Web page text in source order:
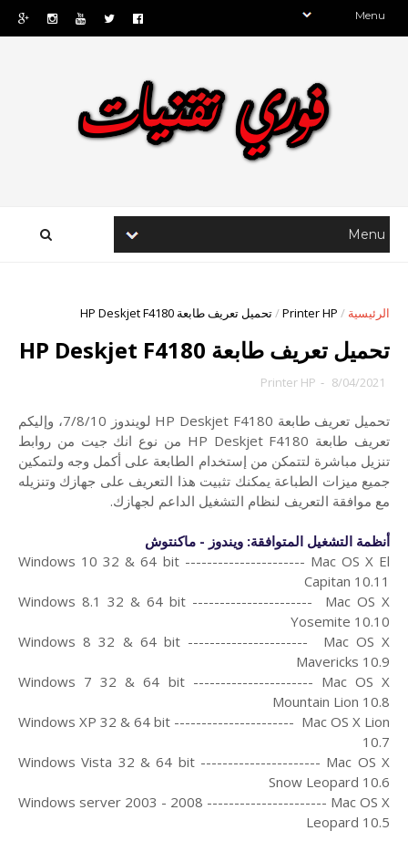
الرئيسية /
Printer HP
/تحميل تعريف طابعة HP Deskjet F4180
تحميل تعريف طابعة HP Deskjet F4180
8/04/2021
-
Printer HP
تحميل تعريف طابعة HP Deskjet F4180 لويندوز 7/8/10، و
إليكم
تعريف طابعة HP Deskjet F4180 من
نوع انك جيت من روابط
تنزيل مباشرة لتتمكن من إستخدام الطابعة على أكمل وجه ولتمكين
جميع ميزات الطباعة يمكنك تثبيت هذا التعريف على جهازك وتنزيله
مع موافقة التعريف لنظام التشغيل الداعم لجهازك.
أنظمة التشغيل المتوافقة: ويندوز - ماكنتوش
Windows 10 32 & 64 bit ---------------------- Mac OS X El
Capitan 10.11
Windows 8.1 32 & 64 bit ---------------------- Mac OS X
Yosemite 10.10
Windows 8 32 & 64 bit ---------------------- Mac OS X
Mavericks 10.9
Windows 7 32 & 64 bit ---------------------- Mac OS X
Mountain Lion 10.8
Windows XP 32 & 64 bit ---------------------- Mac OS X Lion
10.7
Windows Vista 32 & 64 bit ---------------------- Mac OS X
Snow Leopard 10.6
Windows server 2003 - 2008 ---------------------- Mac OS X
Leopard 10.5